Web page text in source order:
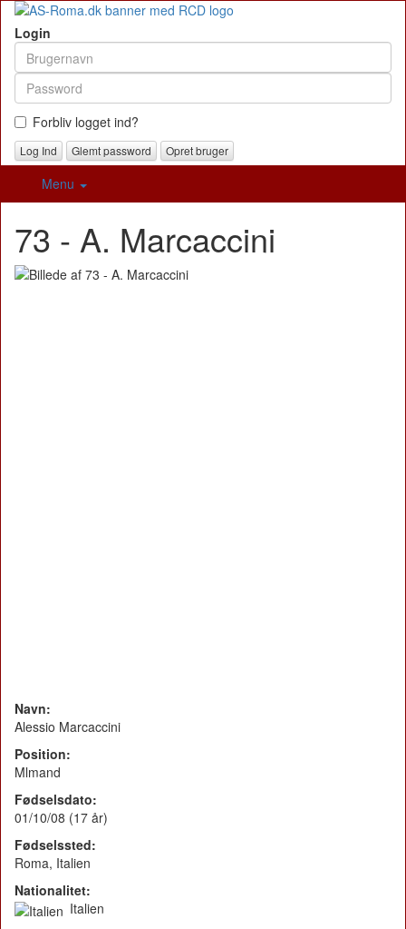
Login
Forbliv logget ind?
Glemt password Opret bruger
Menu
73 - A. Marcaccini
Navn:
Alessio Marcaccini
Position:
Mlmand
Fødselsdato:
01/10/08 (17 år)
Fødselssted:
Roma, Italien
Nationalitet:
Italien